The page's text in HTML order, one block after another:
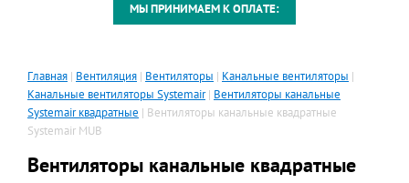
МЫ ПРИНИМАЕМ К ОПЛАТЕ:
Главная | Вентиляция | Вентиляторы | Канальные вентиляторы |
Канальные вентиляторы Systemair| Вентиляторы канальные
Systemair квадратные | Вентиляторы канальные квадратные
Systemair MUB
Вентиляторы канальные квадратные